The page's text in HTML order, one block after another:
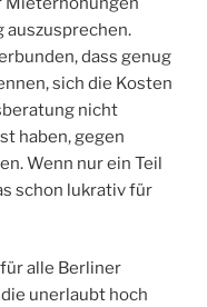
auszusprechen.
dass genug
sich die Kosten
nicht
haben, gegen
Wenn nur ein Teil
schon lukrativ für
alle Berliner
unerlaubt hoch